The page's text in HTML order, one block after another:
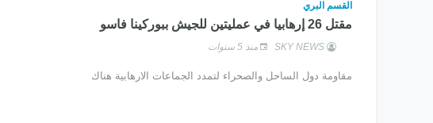
القسم البري
مقتل 26 إرهابيا في عمليتين للجيش ببوركينا فاسو
SKY NEWS منذ 5 سنوات
مقاومة دول الساحل والصحراء لتمدد الجماعات الارهابية هناك